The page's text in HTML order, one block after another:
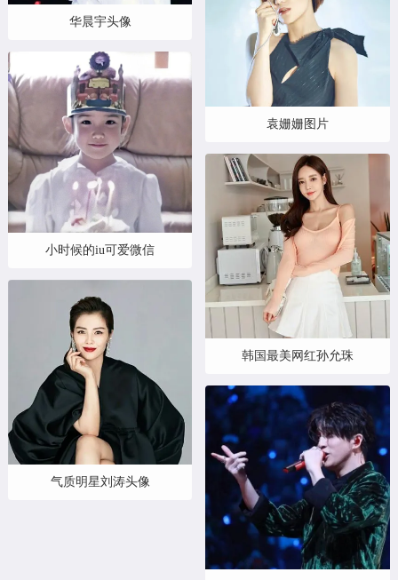
华晨宇头像
小时候的iu可爱微信
气质明星刘涛头像
袁姗姗图片
韩国最美网红孙允珠